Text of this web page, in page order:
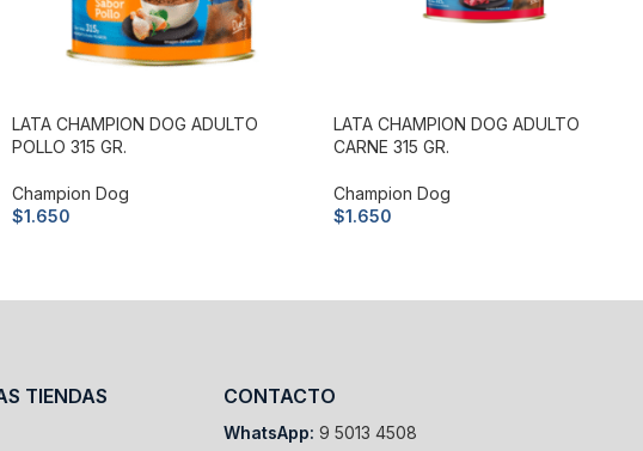
LATA CHAMPION DOG ADULTO
POLLO 315 GR.
Champion Dog
$1.650
LATA CHAMPION DOG ADULTO
CARNE 315 GR.
Champion Dog
$1.650
TIENDAS CONTACTO
WhatsApp: 9 5013 4508